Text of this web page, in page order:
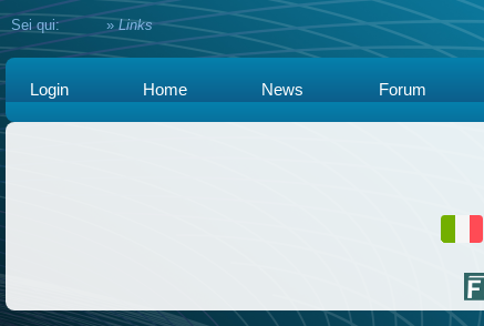
Sei qui:Home »Links
Login Home News Forum